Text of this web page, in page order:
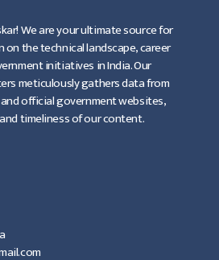
We are your ultimate source for
the technical landscape, career
initiatives in India. Our
meticulously gathers data from
official government websites,
timeliness of our content.